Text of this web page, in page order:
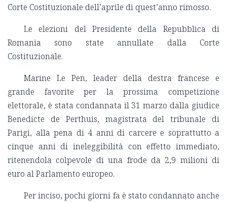
Corte Costituzionale dell’aprile di quest’anno rimosso.
Le elezioni del Presidente della Repubblica di
Romania sono state annullate dalla Corte
Costituzionale.
Marine Le Pen, leader della destra francese e
grande favorite per la prossima competizione
elettorale, è stata condannata il 31 marzo dalla giudice
Benedicte de Perthuis, magistrata del tribunale di
Parigi, alla pena di 4 anni di carcere e soprattutto a
cinque anni di ineleggibilità con effetto immediato,
ritenendola colpevole di una frode da 2,9 milioni di
euro al Parlamento europeo.
Per inciso, pochi giorni fa è stato condannato anche